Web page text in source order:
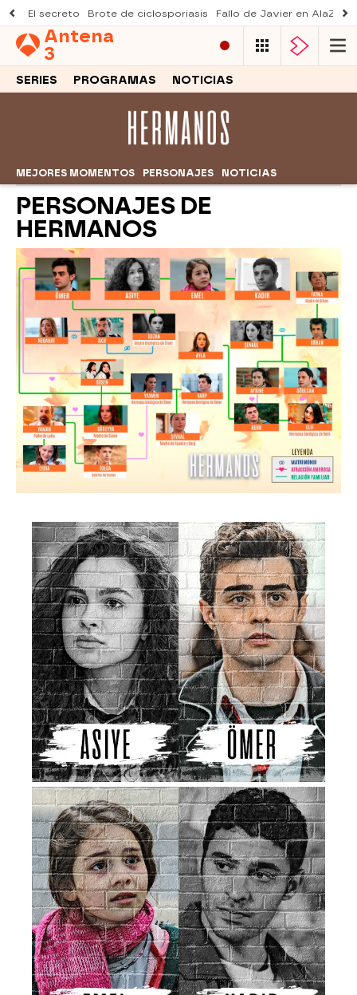
El secreto Brote de ciclosporiasis Fallo de Javier en AlaZ
Antena
3
SERIES PROGRAMAS NOTICIAS
MEJORES MOMENTOS PERSONAJES NOTICIAS
PERSONAJES DE
HERMANOS